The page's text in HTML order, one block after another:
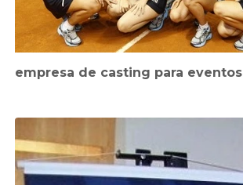
empresa de casting para eventos